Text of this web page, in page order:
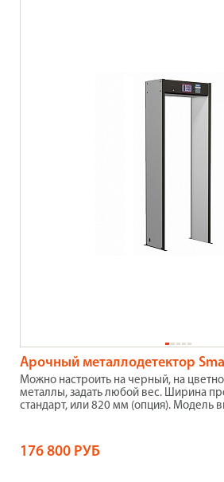
Арочный металлодетектор
Можно настроить на черный, на
металлы, задать любой вес. Ширина
стандарт, или 820 мм (опция). Модель
176 800 РУБ